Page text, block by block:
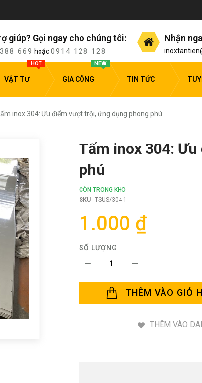
giúp? Gọi ngay cho chúng tôi:
669 hoặc0914 128 128
Nhận
VẬT TƯ
HOT
GIA CÔNG
NEW
TIN TỨC
inox 304: Ưu điểm vượt trội, ứng dụng phong phú
Tấm inox 304:
phú
CÒN TRONG KHO
SKU TSUS/304-1
1.000 ₫
SỐ LƯỢNG
THÊM VÀO GIỎ
THÊM VÀO